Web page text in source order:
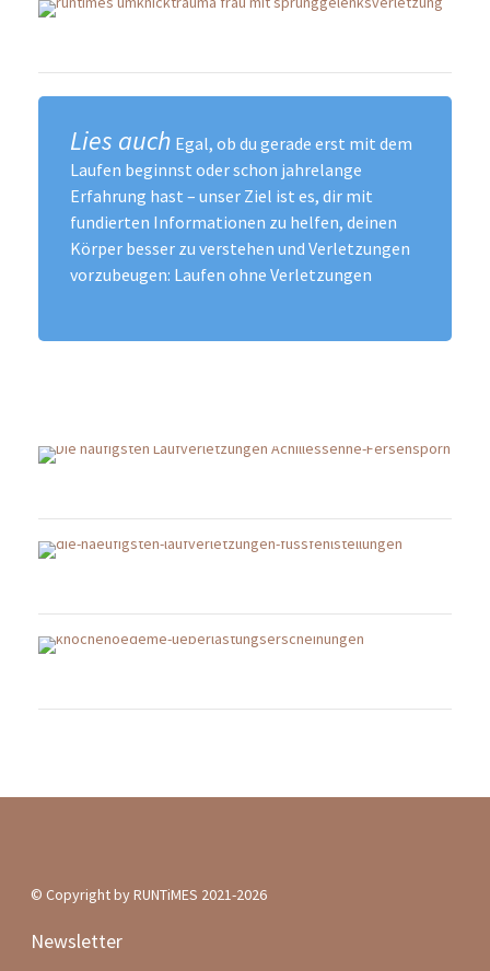
Lies auch Egal, ob du gerade erst mit dem
Laufen beginnst oder schon jahrelange
Erfahrung hast – unser Ziel ist es, dir mit
fundierten Informationen zu helfen, deinen
Körper besser zu verstehen und Verletzungen
vorzubeugen: Laufen ohne Verletzungen
© Copyright by RUNTiMES 2021-2026
Newsletter